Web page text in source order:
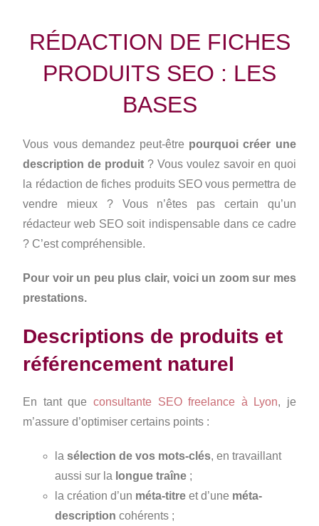
RÉDACTION DE FICHES
PRODUITS SEO : LES
BASES
Vous vous demandez peut-être pourquoi créer une
description de produit ? Vous voulez savoir en quoi
la rédaction de fiches produits SEO vous permettra de
vendre mieux ? Vous n’êtes pas certain qu’un
rédacteur web SEO soit indispensable dans ce cadre
? C’est compréhensible.
Pour voir un peu plus clair, voici un zoom sur mes
prestations.
Descriptions de produits et
référencement naturel
En tant que consultante SEO freelance à Lyon, je
m’assure d’optimiser certains points :
lasélection de vos mots-clés, en travaillant
aussi sur la longue traîne ;
la création d’un méta-titreet d’une méta-
descriptioncohérents ;